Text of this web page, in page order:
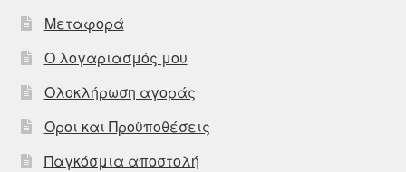
Μεταφορά
Ο λογαριασμός μου
Ολοκλήρωση αγοράς
Οροι και Προϋποθέσεις
Παγκόσμια αποστολή